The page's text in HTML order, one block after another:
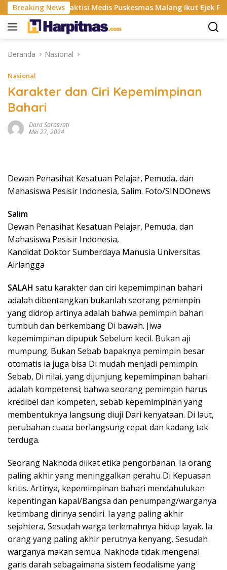
Langsung
ke
konten
Breaking News
Praktisi Medis Puskesmas Malang Ikut Ejek Pasien
Beranda Nasional
Nasional
Karakter dan Ciri Kepemimpinan
Bahari
Dara Sarasvati
Mei 27, 2024
Dewan Penasihat Kesatuan Pelajar, Pemuda, dan
Mahasiswa Pesisir Indonesia, Salim. Foto/SINDOnews
Salim
Dewan Penasihat Kesatuan Pelajar, Pemuda, dan
Mahasiswa Pesisir Indonesia,
Kandidat Doktor Sumberdaya Manusia Universitas
Airlangga
SALAH satu karakter dan ciri kepemimpinan bahari
adalah dibentangkan bukanlah seorang pemimpin
yang didrop artinya adalah bahwa pemimpin bahari
tumbuh dan berkembang Di bawah. Jiwa
kepemimpinan dipupuk Sebelum kecil. Bukan aji
mumpung. Bukan Sebab bapaknya pemimpin besar
otomatis ia juga bisa Di mudah menjadi pemimpin.
Sebab, Di nilai, yang dijunjung kepemimpinan bahari
adalah kompetensi; bahwa seorang pemimpin harus
kredibel dan kompeten, sebab kepemimpinan yang
membentuknya langsung diuji Dari kenyataan. Di laut,
perubahan cuaca berlangsung cepat dan kadang tak
terduga.
Seorang Nakhoda diikat etika pengorbanan. Ia orang
paling akhir yang meninggalkan perahu Di Kepuasan
kritis. Artinya, kepemimpinan bahari mendahulukan
kepentingan kapal/Bangsa dan penumpang/warganya
ketimbang dirinya sendiri. Ia yang paling akhir
sejahtera, Sesudah warga terlemahnya hidup layak. Ia
orang yang paling akhir perutnya kenyang, Sesudah
warganya makan semua. Nakhoda tidak mengenal
garis darah sebagaimana sistem feodalisme yang